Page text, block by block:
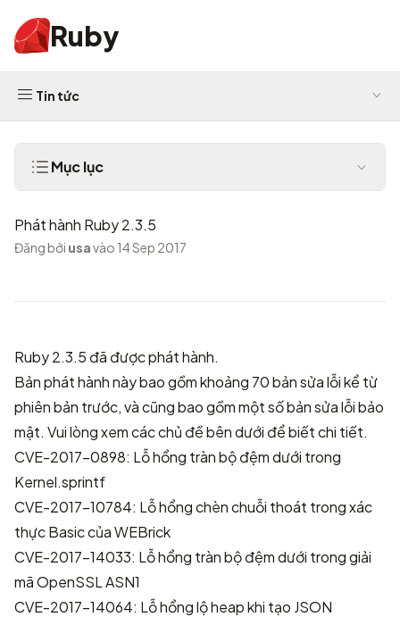
Ruby
Tin tức
Mục lục
Phát hành Ruby 2.3.5
Đăng bởi usavào 14 Sep 2017
Ruby 2.3.5 đã được phát hành.
Bản phát hành này bao gồm khoảng 70 bản sửa lỗi kể từ
phiên bản trước, và cũng bao gồm một số bản sửa lỗi bảo
mật. Vui lòng xem các chủ đề bên dưới để biết chi tiết.
CVE-2017-0898: Lỗ hổng tràn bộ đệm dưới trong
Kernel.sprintf
CVE-2017-10784: Lỗ hổng chèn chuỗi thoát trong xác
thực Basic của WEBrick
CVE-2017-14033: Lỗ hổng tràn bộ đệm dưới trong giải
mã OpenSSL ASN1
CVE-2017-14064: Lỗ hổng lộ heap khi tạo JSON